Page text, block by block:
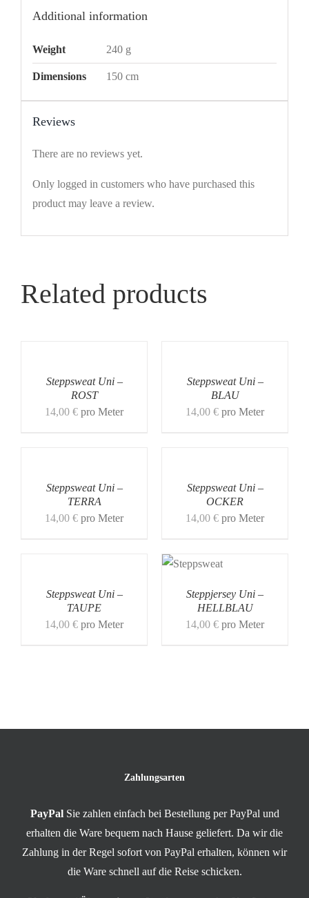
Additional information
Weight 240 g
Dimensions 150 cm
Reviews
There are no reviews yet.
Only logged in customers who have purchased this
product may leave a review.
Related products
Steppsweat Uni –
ROST
14,00 € pro Meter
Steppsweat Uni –
BLAU
14,00 € pro Meter
Steppsweat Uni –
TERRA
14,00 € pro Meter
Steppsweat Uni –
OCKER
14,00 € pro Meter
Steppsweat Uni –
TAUPE
14,00 € pro Meter
Steppjersey Uni –
HELLBLAU
14,00 € pro Meter
Zahlungsarten
PayPal Sie zahlen einfach bei Bestellung per PayPal und
erhalten die Ware bequem nach Hause geliefert. Da wir die
Zahlung in der Regel sofort von PayPal erhalten, können wir
die Ware schnell auf die Reise schicken.